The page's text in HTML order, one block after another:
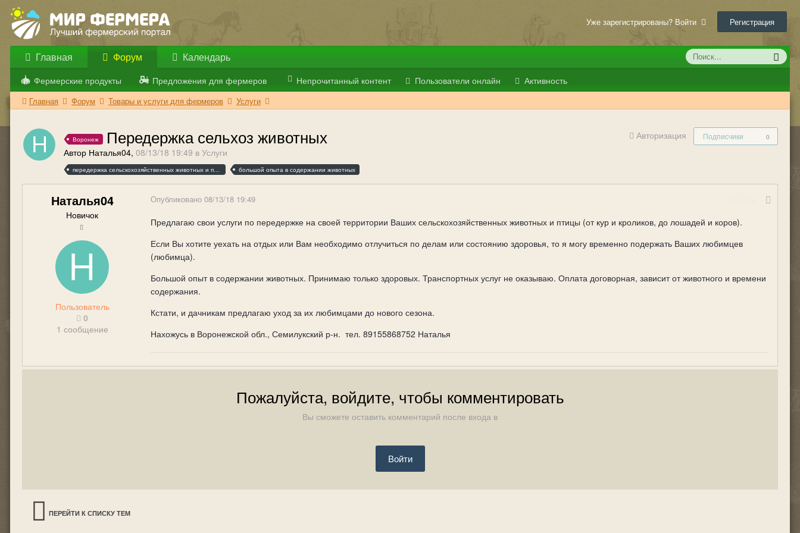
Уже зарегистрированы? Войти Регистрация
Главная Форум
Фермерские продукты Предложения для фермеров Непрочитанный контент Пользователи онлайн Активность
Календарь
Главная Форум Товары и услуги для фермеров Услуги
Авторизация Подписчики 0
Воронеж Передержка сельхоз животных
Автор Наталья04, 08/13/18 19:49 в Услуги
передержка сельскохозяйственных животных и птицы большой опыта в содержании животных
Наталья04
Новичок
Пользователь
0
1 сообщение
Опубликовано 08/13/18 19:49
Предлагаю свои услуги по передержке на своей территории Ваших сельскохозяйственных животных и птицы (от кур и кроликов, до лошадей и коров).
Если Вы хотите уехать на отдых или Вам необходимо отлучиться по делам или состоянию здоровья, то я могу временно подержать Ваших любимцев
(любимца).
Большой опыт в содержании животных. Принимаю только здоровых. Транспортных услуг не оказываю. Оплата договорная, зависит от животного и времени
содержания.
Кстати, и дачникам предлагаю уход за их любимцами до нового сезона.
Нахожусь в Воронежской обл., Семилукский р-н. тел. 89155868752 Наталья
Пожалуйста, войдите, чтобы комментировать
Вы сможете оставить комментарий после входа в
Войти
ПЕРЕЙТИ К СПИСКУ ТЕМ